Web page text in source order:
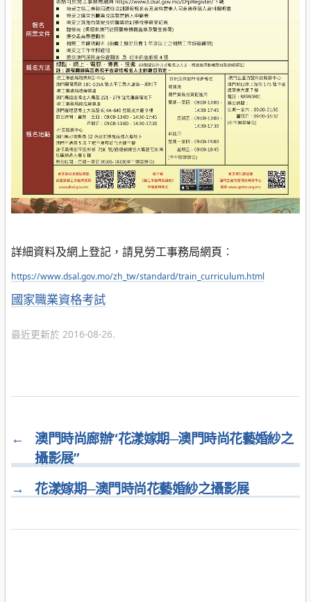
詳細資料及網上登記，請見勞工事務局網頁︰
https://www.dsal.gov.mo/zh_tw/standard/train_curriculum.html
分
國家職業資格考試
最近更新於 2016-08-26.
←
澳門時尚廊辦“花漾嫁期─澳門時尚花藝婚紗之
攝影展”
→
花漾嫁期─澳門時尚花藝婚紗之攝影展